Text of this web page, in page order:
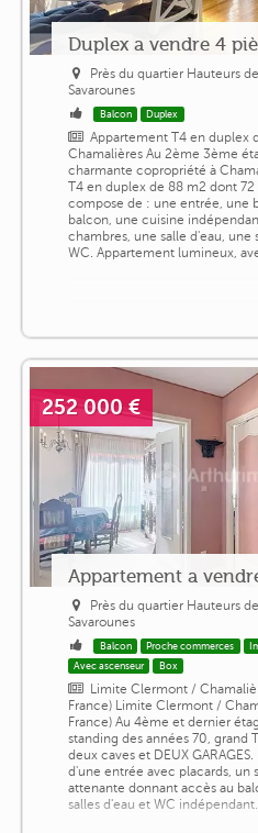
Duplex a vendre 4
Près du quartier Hauteurs
Savarounes
Balcon Duplex
Appartement T4 en duplex
Chamalières Au 2ème 3ème
charmante copropriété à
T4 en duplex de 88 m2 dont
compose de : une entrée, une
balcon, une cuisine
chambres, une salle d'eau, une
WC. Appartement lumineux,
252 000 €
Appartement a
Près du quartier Hauteurs
Savarounes
Balcon Proche commerces
Avec ascenseur
Box
Limite Clermont /
France) Limite Clermont /
France) Au 4ème et dernier
standing des années 70, grand
deux caves et DEUX
d'une entrée avec placards, un
attenante donnant accès au
salles d'eau et WC indépendant.